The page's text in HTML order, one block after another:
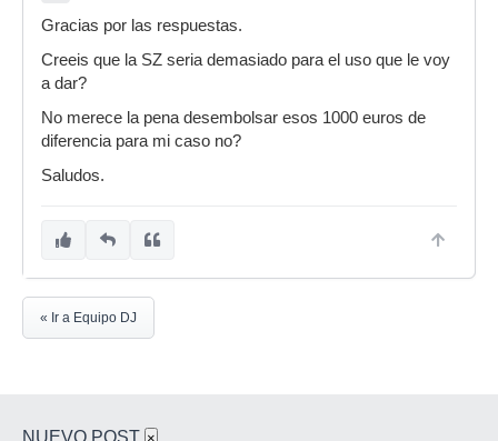
Gracias por las respuestas.
Creeis que la SZ seria demasiado para el uso que le voy
a dar?
No merece la pena desembolsar esos 1000 euros de
diferencia para mi caso no?
Saludos.
« Ir a Equipo DJ
NUEVO POST